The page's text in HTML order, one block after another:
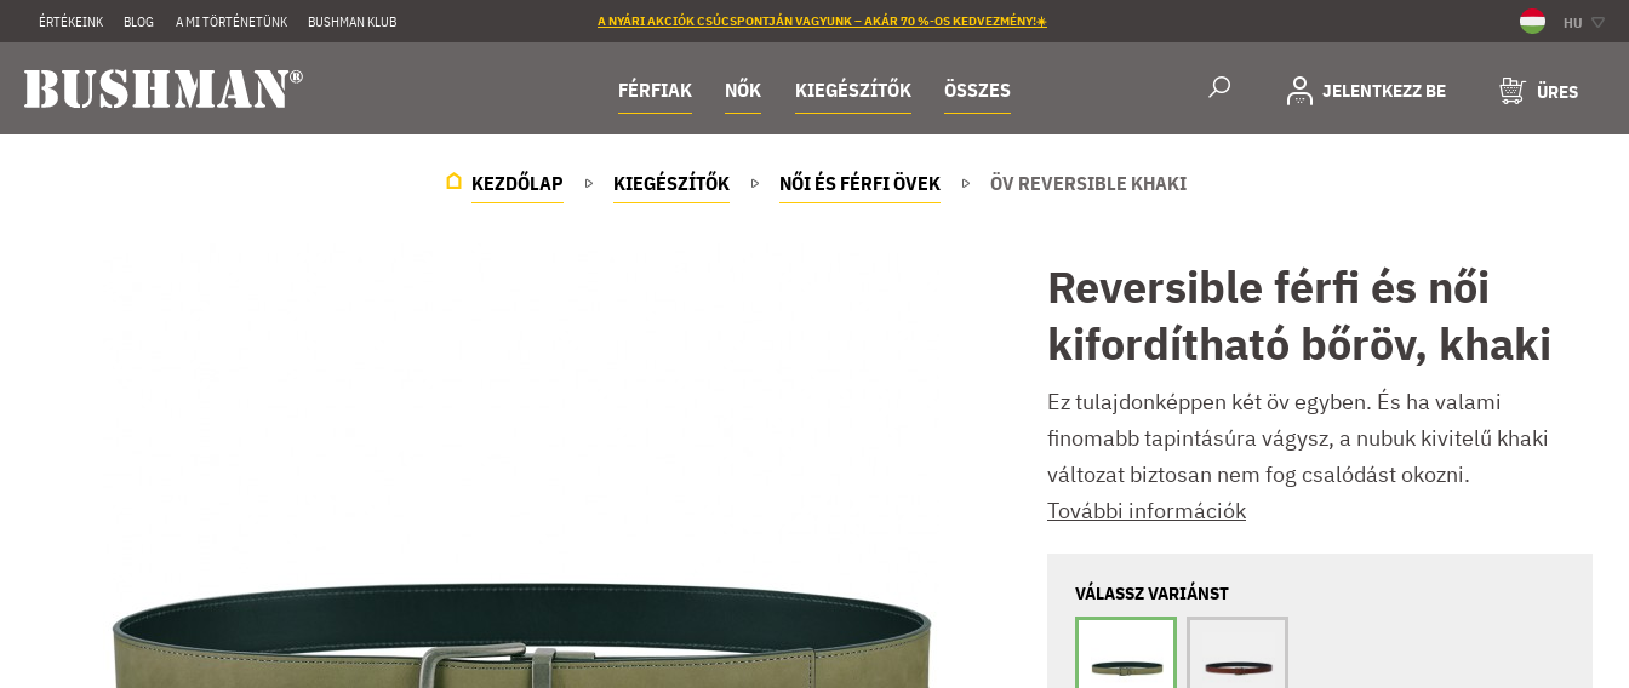
ÉRTÉKEINK BLOG A MI TÖRTÉNETÜNK BUSHMAN KLUB A NYÁRI AKCIÓK CSÚCSPONTJÁN VAGYUNK – AKÁR 70 %-OS KEDVEZMÉNY!☀️ HU
FÉRFIAK NŐK KIEGÉSZÍTŐK ÖSSZES JELENTKEZZ BE ÜRES
KEZDŐLAP KIEGÉSZÍTŐK NŐI ÉS FÉRFI ÖVEK ÖV REVERSIBLE KHAKI
Reversible férfi és női
kifordítható bőröv, khaki
Ez tulajdonképpen két öv egyben. És ha valami
finomabb tapintásúra vágysz, a nubuk kivitelű khaki
változat biztosan nem fog csalódást okozni.
További információk
VÁLASSZ VARIÁNST